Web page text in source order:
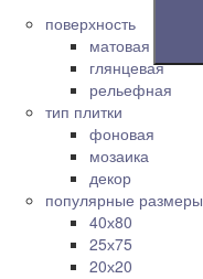
поверхность
матовая
глянцевая
рельефная
тип плитки
фоновая
мозаика
декор
популярные размеры
40х80
25х75
20х20